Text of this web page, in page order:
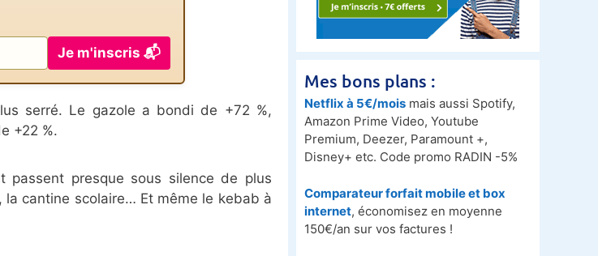
Je m'inscris 📬
serré. Le gazole a bondi de +72 %,
+22 %.
passent presque sous silence de plus
la cantine scolaire… Et même le kebab à
Mes bons plans :
Netflix à 5€/mois mais aussi Spotify,
Amazon Prime Video, Youtube
Premium, Deezer, Paramount +,
Disney+ etc. Code promo RADIN -5%
Comparateur forfait mobile et box
internet, économisez en moyenne
150€/an sur vos factures !